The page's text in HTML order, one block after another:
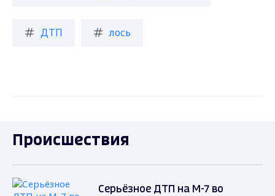
ДТП лось
Происшествия
Серьёзное ДТП на М-7 во